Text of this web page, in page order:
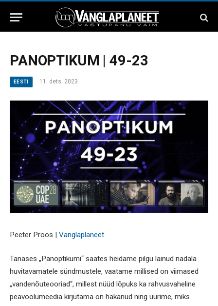
PANOPTIKUM | 49-23
EESTI 11. dets. 2023
Peeter Proos | Vanglaplaneet
Tänases „Panoptikumi“ saates heidame pilgu läinud nädala
huvitavamatele sündmustele, vaatame millised on viimased
„vandenõuteooriad“, millest nüüd lõpuks ka rahvusvaheline
peavoolumeedia kirjutama on hakanud ning uurime, miks